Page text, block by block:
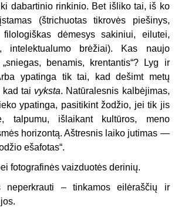
dabartinio rinkinio. Bet išliko tai, iš ko
(štrichuotas tikrovės piešinys,
filologiškas dėmesys sakiniui, eilutei,
intelektualumo brėžiai). Kas naujo
benamis, krentantis“? Lyg ir
ypatinga tik tai, kad dešimt metų
kad tai vyksta. Natūralesnis kalbėjimas,
ypatinga, pasitikint žodžio, jei tik jis
talpumu, išlaikant kultūros, meno
horizontą. Aštresnis laiko jutimas —
ešafotas“.
fotografinės vaizduotės derinių.
neperkrauti – tinkamos eilėraščių ir